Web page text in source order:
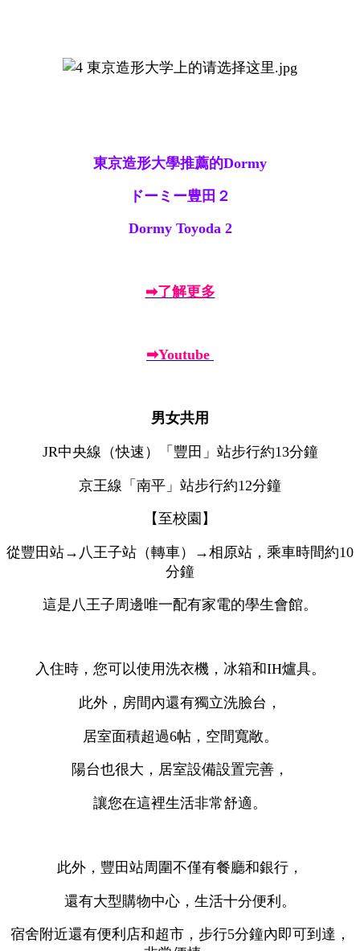
東京造形大學推薦的Dormy
ドーミー豊田２
Dormy Toyoda 2
➡了解更多
➡Youtube
男女共用
JR中央線（快速）「豐田」站步行約13分鐘
京王線「南平」站步行約12分鐘
【至校園】
從豐田站→八王子站（轉車）→相原站，乘車時間約10
分鐘
這是八王子周邊唯一配有家電的學生會館。
入住時，您可以使用洗衣機，冰箱和IH爐具。
此外，房間內還有獨立洗臉台，
居室面積超過6帖，空間寬敞。
陽台也很大，居室設備設置完善，
讓您在這裡生活非常舒適。
此外，豐田站周圍不僅有餐廳和銀行，
還有大型購物中心，生活十分便利。
宿舍附近還有便利店和超市，步行5分鐘內即可到達，